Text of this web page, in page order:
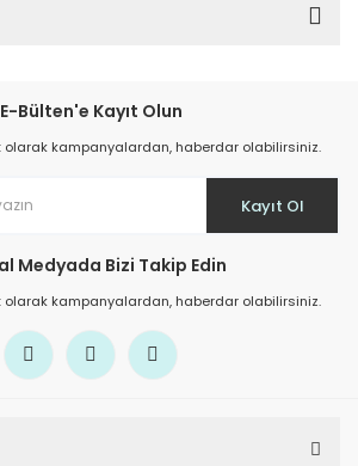
E-Bülten'e Kayıt Olun
olarak kampanyalardan, haberdar olabilirsiniz.
Kayıt Ol
Medyada Bizi Takip Edin
olarak kampanyalardan, haberdar olabilirsiniz.